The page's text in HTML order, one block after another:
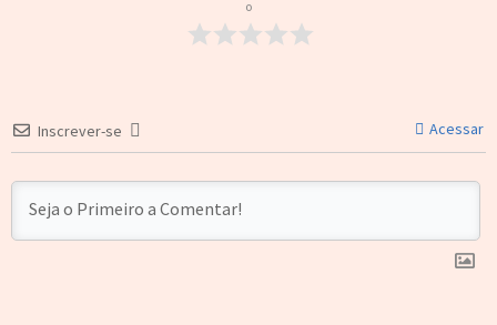
o
Inscrever-se Acessar